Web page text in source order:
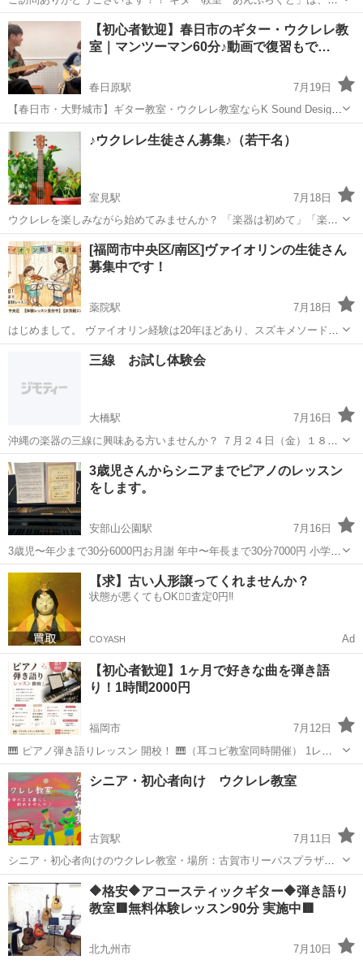
ター（アコギ、エレキ）、ウクレレのグループレッスンを週に3～4
日、宗像市のコミュニティセンターで開催しております。 体験、見学
受付中です...
福岡 宗像市 東郷駅 ギター 不定期
【初心者歓迎】春日市のギター・ウクレレ教
室｜マンツーマン60分♪動画で復習もで…
春日原駅
7月19日
【春日市・大野城市】ギター教室・ウクレレ教室ならK Sound Design
｜初心者歓迎・マンツーマンレッスン 「レッスンの日だけで終わらな
い。」 K Sound Designは、春日市を中心にレッスンを行ってい...
福岡 春日市 春日原駅 ギター レッスン
♪ウクレレ生徒さん募集♪（若干名）
室見駅
7月18日
ウクレレを楽しみながら始めてみませんか？ 「楽器は初めて」「楽譜
が読めない」「昔少し弾いたけれど、もう一度始めたい」 そんな方を
対象に、ゆっくり丁寧にレッスンいたします。 一人ひとりのペースに
合わせて進めますので、安心してご...
福岡 福岡市 室見駅 ウクレレ シニア
[福岡市中央区/南区]ヴァイオリンの生徒さん
募集中です！
薬院駅
7月18日
はじめまして。 ヴァイオリン経験は20年ほどあり、スズキメソードの
過程を全て卒業しております。東京藝術大学の楽理科を卒業し、音楽
理論や歴史全般を学びました。 スズキメソードに通われている生徒さ
まのご自宅での練習サポー...
福岡市 薬院駅 バイオリン
三線 お試し体験会
大橋駅
7月16日
沖縄の楽器の三線に興味ある方いませんか？ ７月２４日（金）１８時
半～ お試し三線体験会を開催します。 手ぶらでご参加で大丈夫です。
ご興味ればお気軽にご連絡ください。
福岡 福岡市 大橋駅 その他 三線
3歳児さんからシニアまでピアノのレッスン
をします。
安部山公園駅
7月16日
3歳児〜年少まで30分6000円お月謝 年中〜年長まで30分7000円 小学
1〜3年45分8000円お月謝 小学4〜5年1時間9000円 小学6〜ソルフェジ
ュあり1時間30分10000円 中学生クラッシック、ポピュラーなんで...
福岡 北九州市 安部山公園駅 ピアノ 小学
【求】古い人形譲ってくれませんか？
状態が悪くてもOK🙆‍♀️査定0円‼️
COYASH Ad
【初心者歓迎】1ヶ月で好きな曲を弾き語
り！1時間2000円
福岡市
7月12日
🎹 ピアノ弾き語りレッスン 開校！ 🎹（耳コピ教室同時開催） 1レッ
スン（60分）: 2,000円 ※定期縛り無し 1ヶ月に何回などの縛りは無
く、お好きなタイミングで習いたい日に授業を受けられます。 （1回
のみの授業も可...
福岡 福岡市 弾き語り
シニア・初心者向け ウクレレ教室
古賀駅
7月11日
シニア・初心者向けのウクレレ教室・場所：古賀市リーパスプラザ
木曜日（10:00～12:00）（14:00～16:00) 現在６０代～７０代の未経
験で始めたばかりの生徒さん中心にやっております。これから何かや
ってみたいとお考...
福岡 古賀市 古賀駅 シニア
🔶格安🔶アコースティックギター🔶弾き語り
教室🟥無料体験レッスン90分 実施中🟥
北九州市 7月10日